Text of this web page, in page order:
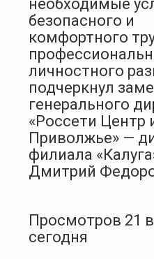
необходимые
безопасного и
комфортного
личностного
подчеркнул
генерального
«Россети Центр
Приволжье» —
филиала
Дмитрий
Просмотров 21
сегодня